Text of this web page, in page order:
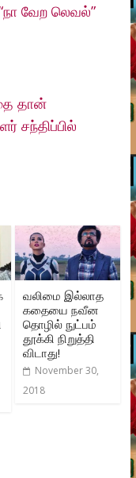
வேற லெவல்”
தான்
சந்திப்பில்
வலிமை இல்லாத
கதையை நவீன
தொழில் நுட்பம்
தூக்கி நிறுத்தி
விடாது!
November 30,
2018